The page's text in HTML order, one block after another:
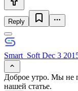
Reply
Smart_Soft Dec 3
Доброе утро. Мы не
нашей статье.